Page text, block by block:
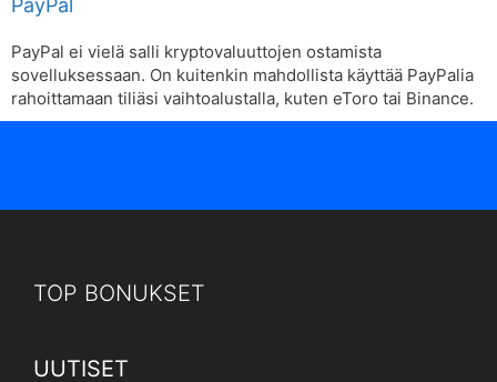
PayPal
PayPal ei vielä salli kryptovaluuttojen ostamista
sovelluksessaan. On kuitenkin mahdollista käyttää PayPalia
rahoittamaan tiliäsi vaihtoalustalla, kuten eToro tai Binance.
TOP BONUKSET
UUTISET